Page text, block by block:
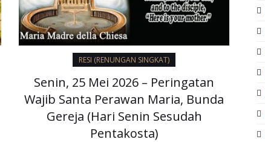
RESI (RENUNGAN SINGKAT)
Senin, 25 Mei 2026 – Peringatan
Wajib Santa Perawan Maria, Bunda
Gereja (Hari Senin Sesudah
Pentakosta)